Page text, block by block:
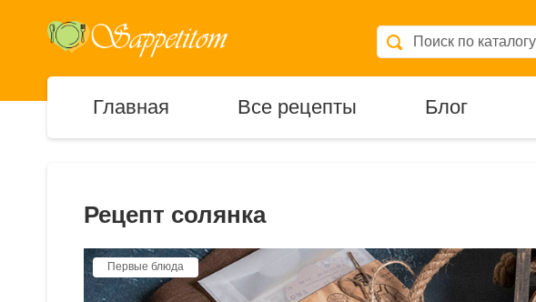
Главная Все рецепты Блог
Рецепт солянка
Первые блюда